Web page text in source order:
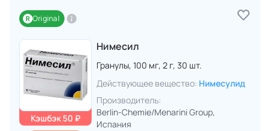
Original
Кэшбэк 50 ₽
Нимесил
Гранулы, 100 мг, 2 г, 30 шт.
Действующее вещество: Нимесулид
Производитель:
Berlin-Chemie/Menarini Group,
Испания